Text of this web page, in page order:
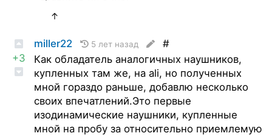
↑
+3
miller22 5 лет назад
#
Как обладатель аналогичных наушников,
купленных там же, на ali, но полученных
мной гораздо раньше, добавлю несколько
своих впечатлений.Это первые
изодинамические наушники, купленные
мной на пробу за относительно приемлемую